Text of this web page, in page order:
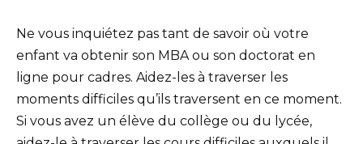
Ne vous inquiétez pas tant de savoir où votre
enfant va obtenir son MBA ou son doctorat en
ligne pour cadres. Aidez-les à traverser les
moments difficiles qu’ils traversent en ce moment.
Si vous avez un élève du collège ou du lycée,